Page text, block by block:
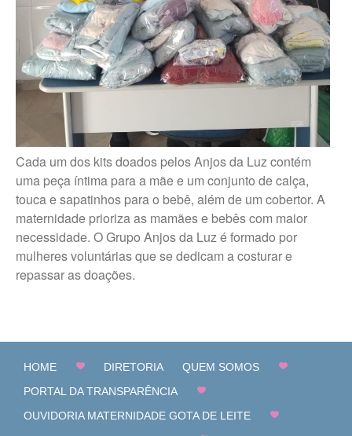
Cada um dos kits doados pelos Anjos da Luz contém
uma peça íntima para a mãe e um conjunto de calça,
touca e sapatinhos para o bebê, além de um cobertor. A
maternidade prioriza as mamães e bebês com maior
necessidade. O Grupo Anjos da Luz é formado por
mulheres voluntárias que se dedicam a costurar e
repassar as doações.
HOME DIRETORIA
QUEM SOMOS
PORTAL DA TRANSPARÊNCIA
OUVIDORIA MATERNIDADE GOTA DE LEITE